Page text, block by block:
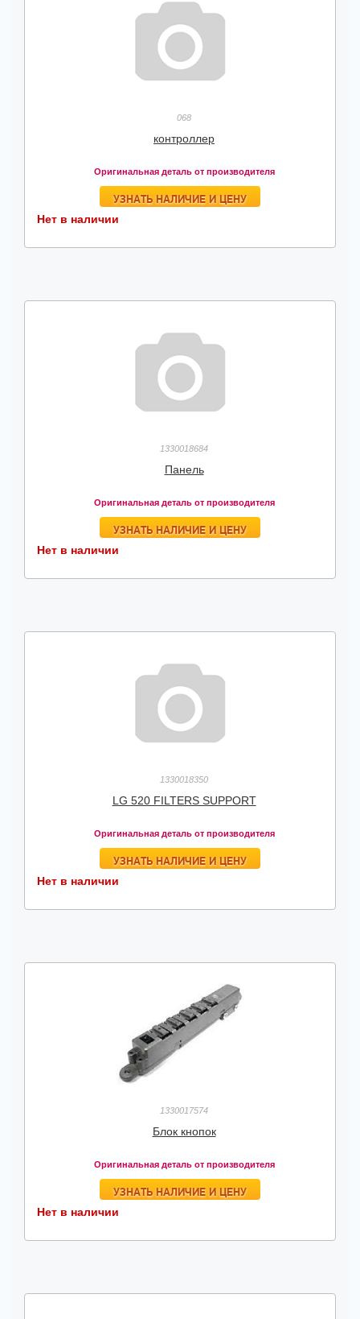
068
контроллер
Оригинальная деталь от производителя
УЗНАТЬ НАЛИЧИЕ И ЦЕНУ
Нет в наличии
1330018684
Панель
Оригинальная деталь от производителя
УЗНАТЬ НАЛИЧИЕ И ЦЕНУ
Нет в наличии
1330018350
LG 520 FILTERS SUPPORT
Оригинальная деталь от производителя
УЗНАТЬ НАЛИЧИЕ И ЦЕНУ
Нет в наличии
1330017574
Блок кнопок
Оригинальная деталь от производителя
УЗНАТЬ НАЛИЧИЕ И ЦЕНУ
Нет в наличии